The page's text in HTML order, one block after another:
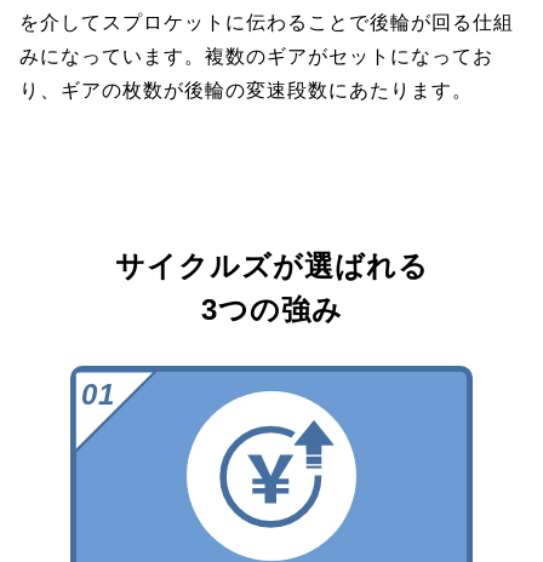
を介してスプロケットに伝わることで後輪が回る仕組
みになっています。複数のギアがセットになってお
り、ギアの枚数が後輪の変速段数にあたります。
サイクルズが選ばれる
3つの強み